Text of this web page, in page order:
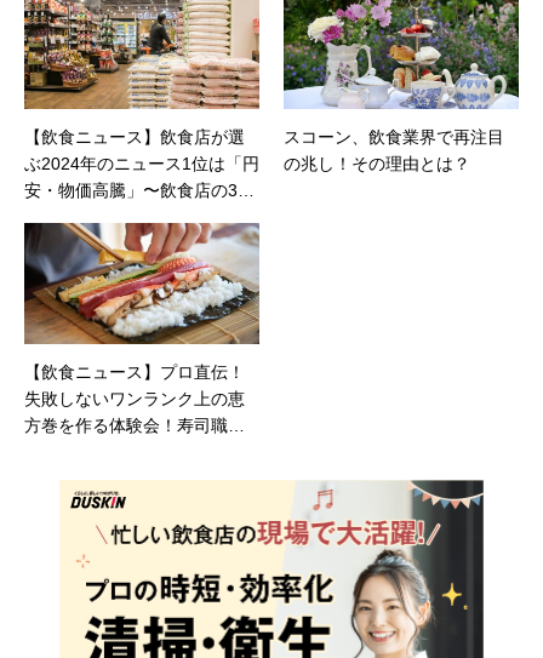
【飲食ニュース】飲食店が選
ぶ2024年のニュース1位は「円
安・物価高騰」〜飲食店の3
も、物価高による影響大〜
スコーン、飲食業界で再注目
の兆し！その理由とは？
【飲食ニュース】プロ直伝！
失敗しないワンランク上の恵
方巻を作る体験会！寿司職人
まで伝授！